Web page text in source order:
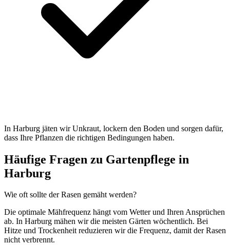
In Harburg jäten wir Unkraut, lockern den Boden und sorgen dafür,
dass Ihre Pflanzen die richtigen Bedingungen haben.
Häufige Fragen zu Gartenpflege in
Harburg
Wie oft sollte der Rasen gemäht werden?
Die optimale Mähfrequenz hängt vom Wetter und Ihren Ansprüchen
ab. In Harburg mähen wir die meisten Gärten wöchentlich. Bei
Hitze und Trockenheit reduzieren wir die Frequenz, damit der Rasen
nicht verbrennt.